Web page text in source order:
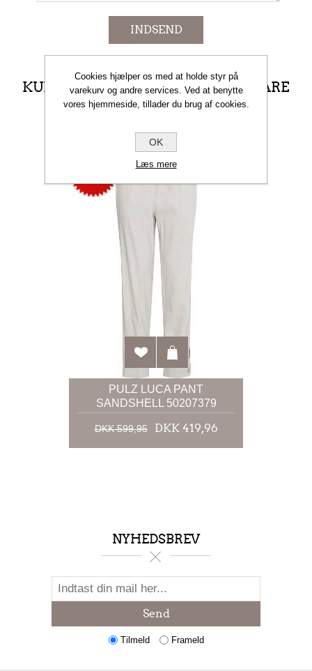
INDSEND
KUNDER DER HAR KØBT DENNE VARE
KØBTE OGSÅ
PULZ LUCA PANT
SANDSHELL 50207379
DKK 599,95 DKK 419,96
NYHEDSBREV
Send
Tilmeld Frameld
Cookies hjælper os med at holde styr på
varekurv og andre services. Ved at benytte
vores hjemmeside, tillader du brug af cookies.
OK
Læs mere